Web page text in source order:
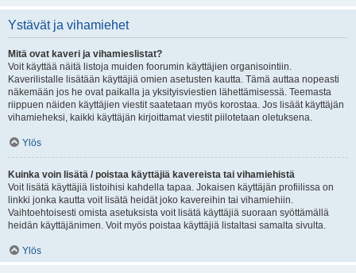
Ystävät ja vihamiehet
Mitä ovat kaveri ja vihamieslistat?
Voit käyttää näitä listoja muiden foorumin käyttäjien organisointiin.
Kaverilistalle lisätään käyttäjiä omien asetusten kautta. Tämä auttaa nopeasti
näkemään jos he ovat paikalla ja yksityisviestien lähettämisessä. Teemasta
riippuen näiden käyttäjien viestit saatetaan myös korostaa. Jos lisäät käyttäjän
vihamieheksi, kaikki käyttäjän kirjoittamat viestit piilotetaan oletuksena.
Ylös
Kuinka voin lisätä / poistaa käyttäjiä kavereista tai vihamiehistä
Voit lisätä käyttäjiä listoihisi kahdella tapaa. Jokaisen käyttäjän profiilissa on
linkki jonka kautta voit lisätä heidät joko kavereihin tai vihamiehiin.
Vaihtoehtoisesti omista asetuksista voit lisätä käyttäjiä suoraan syöttämällä
heidän käyttäjänimen. Voit myös poistaa käyttäjiä listaltasi samalta sivulta.
Ylös